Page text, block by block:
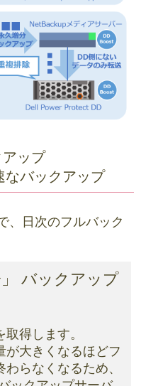
ップ
なバックアップ
、日次のフルバック
バックアップ
得します。
が大きくなるほどフ
らなくなるため、